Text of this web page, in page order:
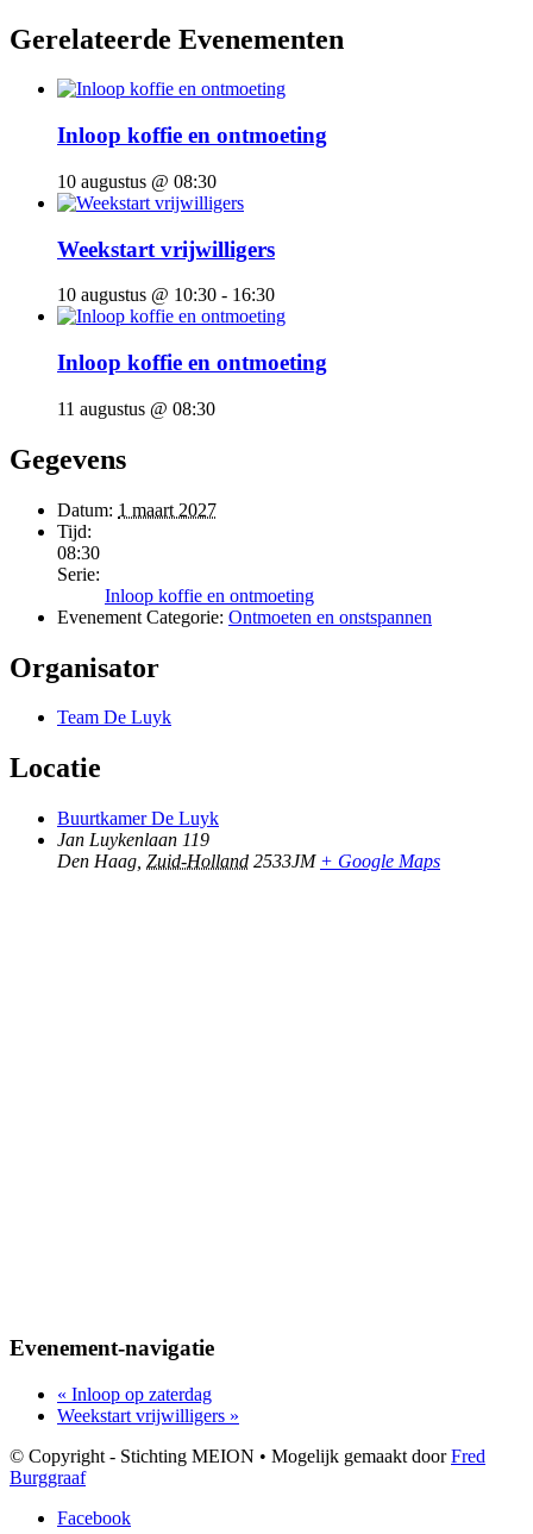
Gerelateerde Evenementen
Inloop koffie en ontmoeting
10 augustus @ 08:30
Weekstart vrijwilligers
10 augustus @ 10:30 - 16:30
Inloop koffie en ontmoeting
11 augustus @ 08:30
Gegevens
Datum: 1 maart 2027
Tijd:
08:30
Serie:
Inloop koffie en ontmoeting
Evenement Categorie: Ontmoeten en onstspannen
Organisator
Team De Luyk
Locatie
Buurtkamer De Luyk
Jan Luykenlaan 119
Den Haag Zuid-Holland 2533JM + Google Maps
Evenement-navigatie
« Inloop op zaterdag
Weekstart vrijwilligers »
© Copyright - Stichting MEION • Mogelijk gemaakt doorFred
Burggraaf
Facebook